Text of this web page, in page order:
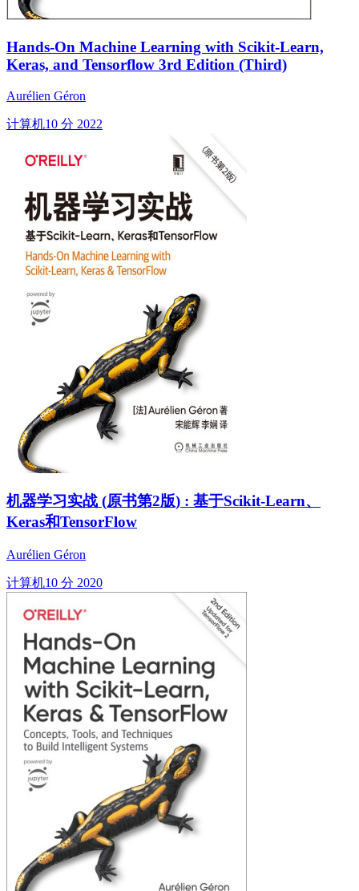
Hands-On Machine Learning with Scikit-Learn,
Keras, and Tensorflow 3rd Edition (Third)
Aurélien Géron
计算机10 分 2022
机器学习实战 (原书第2版) : 基于Scikit-Learn、
Keras和TensorFlow
Aurélien Géron
计算机10 分 2020